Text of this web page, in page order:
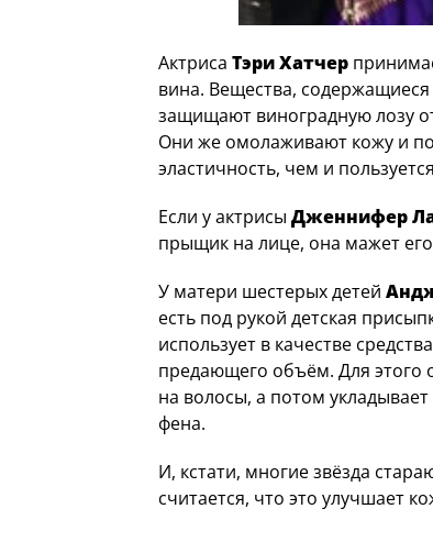
Актриса Тэри Хатчер
вина. Вещества, содержащиеся
защищают виноградную лозу
Они же омолаживают кожу и
эластичность, чем и
Если у актрисы Дженнифер
прыщик на лице, она мажет
У матери шестерых детей
есть под рукой детская
использует в качестве
предающего объём. Для этого
на волосы, а потом
фена.
И, кстати, многие звёзда
считается, что это улучшает